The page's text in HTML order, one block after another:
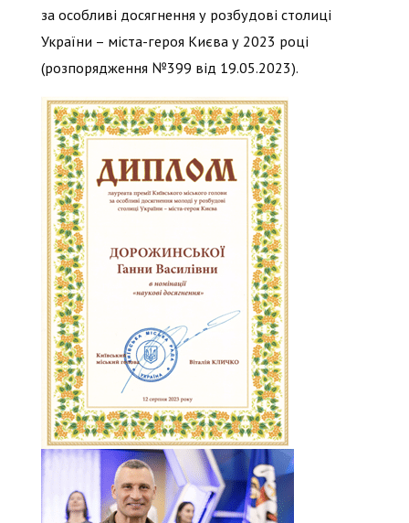
за особливі досягнення у розбудові столиці
України – міста-героя Києва у 2023 році
(розпорядження №399 від 19.05.2023).